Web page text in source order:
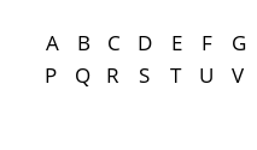
A B C D E F G
P
Q R S T U V